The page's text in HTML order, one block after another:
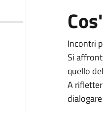
Incontri
Si
quello
A